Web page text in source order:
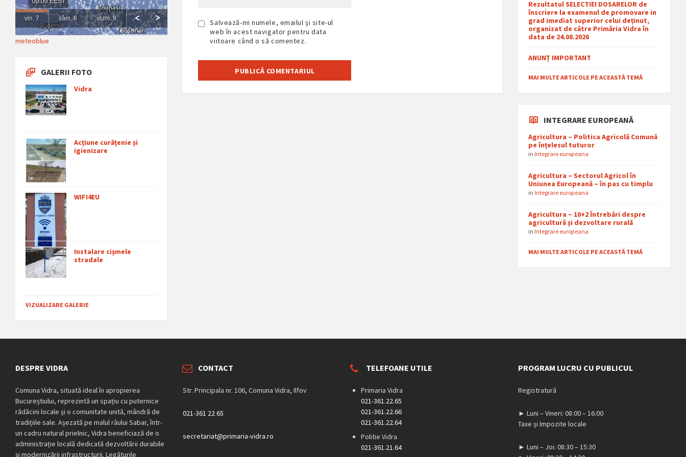
Salvează-mi numele, emailul și site-ul
web în acest navigator pentru data
viitoare când o să comentez.
meteoblue
GALERII FOTO
Vidra
Acțiune curățenie și
igienizare
WIFI4EU
Instalare cișmele
stradale
VIZUALIZARE GALERIE
Rezultatul SELECTIEI DOSARELOR de
înscriere la examenul de promovare in
grad imediat superior celui deținut,
organizat de către Primăria Vidra în
data de 24.08.2026
ANUNȚ IMPORTANT
MAI MULTE ARTICOLE PE ACEASTĂ TEMĂ
INTEGRARE EUROPEANĂ
Agricultura – Politica Agricolă Comună
pe înțelesul tuturor
inIntegrare europeana
Agricultura – Sectorul Agricol în
Uniunea Europeană – în pas cu timplu
inIntegrare europeana
Agricultura – 10+2 Întrebări despre
agricultură și dezvoltare rurală
inIntegrare europeana
MAI MULTE ARTICOLE PE ACEASTĂ TEMĂ
DESPRE VIDRA
Comuna Vidra, situată ideal în apropierea
Bucureștiului, reprezintă un spațiu cu puternice
rădăcini locale și o comunitate unită, mândră de
tradițiile sale. Așezată pe malul râului Sabar, într-
un cadru natural prielnic, Vidra beneficiază de o
administrație locală dedicată dezvoltării durabile
și modernizării infrastructurii. Legăturile
CONTACT
Str. Principala nr. 106, Comuna Vidra, Ilfov
021-361 22 65
secretariat@primaria-vidra.ro
TELEFOANE UTILE
Primaria Vidra
021-361.22.65
021-361.22.66
021-361.22.64
Politie Vidra
021-361.21.64
PROGRAM LUCRU CU PUBLICUL
Registratură
► Luni – Vineri: 08:00 – 16:00
Taxe și Impozite locale
► Luni – Joi: 08:30 – 15:30